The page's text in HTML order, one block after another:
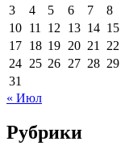
3
4 5 6 7 8
10 11 12 13 14 15
17 18 19 20 21 22
24 25 26 27 28 29
31
« Июл
Рубрики